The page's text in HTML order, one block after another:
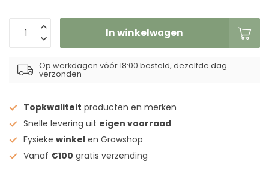
In winkelwagen
Op werkdagen vóór 18:00 besteld, dezelfde dag
verzonden
Topkwaliteit producten en merken
Snelle levering uit eigen voorraad
Fysieke winkel en Growshop
Vanaf €100 gratis verzending